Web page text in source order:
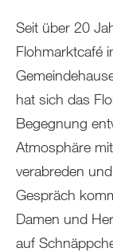
Seit über 20
Flohmarktcafé
hat sich das
Begegnung
Atmosphäre
verabreden
Gespräch
Damen und
auf